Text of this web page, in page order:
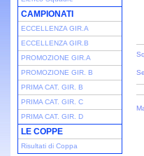
CAMPIONATI
ECCELLENZA GIR.A
ECCELLENZA GIR.B
PROMOZIONE GIR.A
PROMOZIONE GIR. B
PRIMA CAT. GIR. B
PRIMA CAT. GIR. C
PRIMA CAT. GIR. D
LE COPPE
Risultati di Coppa